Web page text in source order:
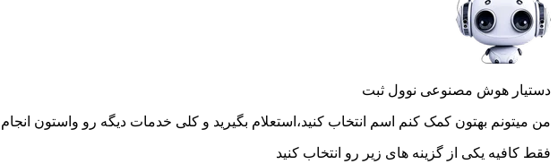
دستیار هوش مصنوعی نوول ثبت
من میتونم بهتون کمک کنم اسم انتخاب کنید،استعلام بگیرید و کلی خدمات دیگه رو واستون
فقط کافیه یکی از گزینه های زیر رو انتخاب کنید